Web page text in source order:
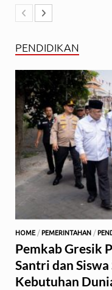
PENDIDIKAN
HOME / PEMERINTAHAN /
Pemkab Gresik
Santri dan
Kebutuhan